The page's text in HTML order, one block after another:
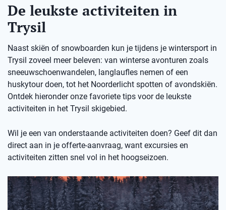
De leukste activiteiten in
Trysil
Naast skiën of snowboarden kun je tijdens je wintersport in
Trysil zoveel meer beleven: van winterse avonturen zoals
sneeuwschoenwandelen, langlaufles nemen of een
huskytour doen, tot het Noorderlicht spotten of avondskiën.
Ontdek hieronder onze favoriete tips voor de leukste
activiteiten in het Trysil skigebied.
Wil je een van onderstaande activiteiten doen? Geef dit dan
direct aan in je offerte-aanvraag, want excursies en
activiteiten zitten snel vol in het hoogseizoen.